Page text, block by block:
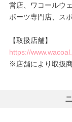
営店、ワコールウ
ポーツ専門店、ス
【取扱店舗】
https://
※店舗により取扱